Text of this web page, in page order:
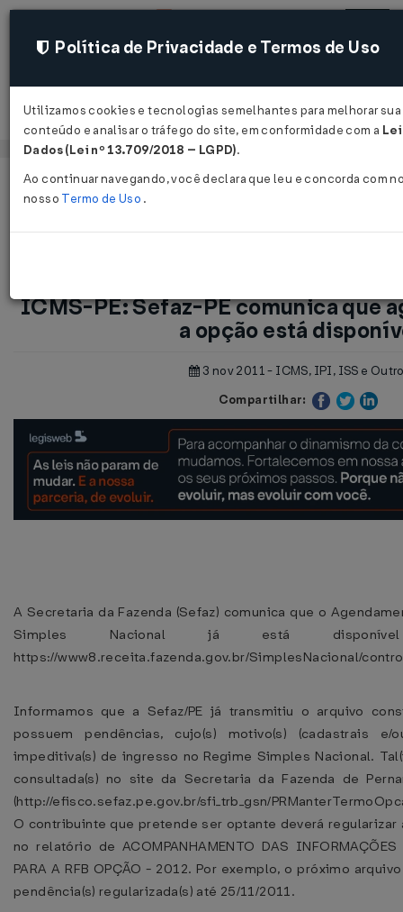
Acessar
Página Inicial
Notícias
ICMS-PE: Sefaz-PE comunica que agendamento para a opção
ICMS-PE: Sefaz-PE comunica que
a opção está
3 nov 2011 - ICMS, IPI, ISS e
Compartilhar:
A Secretaria da Fazenda (Sefaz) comunica que o
Simples Nacional já está
https://www8.receita.fazenda.gov.br/SimplesNacional/
Informamos que a Sefaz/PE já transmitiu o arquivo
possuem pendências, cujo(s) motivo(s) (cadastrais e/
impeditiva(s) de ingresso no Regime Simples Nacional.
consultada(s) no site da Secretaria da Fazenda de
(http://efisco.sefaz.pe.gov.br/sfi_trb_gsn/
O contribuinte que pretende ser optante deverá regularizar
no relatório de ACOMPANHAMENTO DAS INFORMAÇÕES
PARA A RFB OPÇÃO - 2012. Por exemplo, o próximo
pendência(s) regularizada(s) até 25/11/2011.
Política de Privacidade e Termos de Uso
Utilizamos cookies e tecnologias semelhantes para melhorar
conteúdo e analisar o tráfego do site, em conformidade com a
Dados (Lei nº 13.709/2018 – LGPD).
Ao continuar navegando, você declara que leu e concorda com
nosso Termo de Uso .